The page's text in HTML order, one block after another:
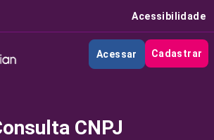
Acessibilidade
Acessar Cadastrar
CNPJ